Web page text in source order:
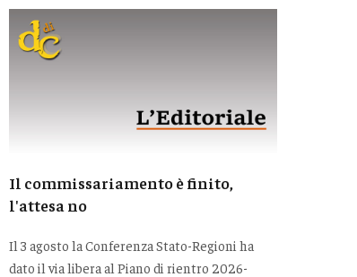
Il commissariamento è finito,
l'attesa no
Il 3 agosto la Conferenza Stato-Regioni ha
dato il via libera al Piano di rientro 2026-